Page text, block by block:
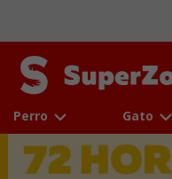
Perro Gato